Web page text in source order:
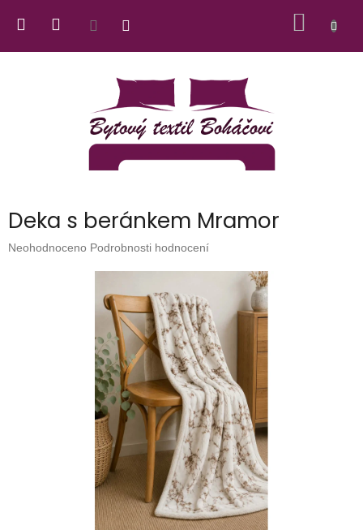
Deka s beránkem Mramor
Průměrné
Neohodnoceno Podrobnosti hodnocení